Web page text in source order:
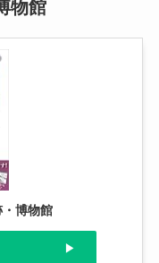
物館
博物館